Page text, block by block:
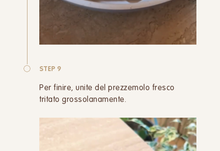
STEP 9
Per finire, unite del prezzemolo fresco
tritato grossolanamente.